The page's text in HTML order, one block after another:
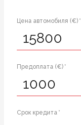
Цена автомобиля (€) *
Предоплата (€) *
Срок кредита *